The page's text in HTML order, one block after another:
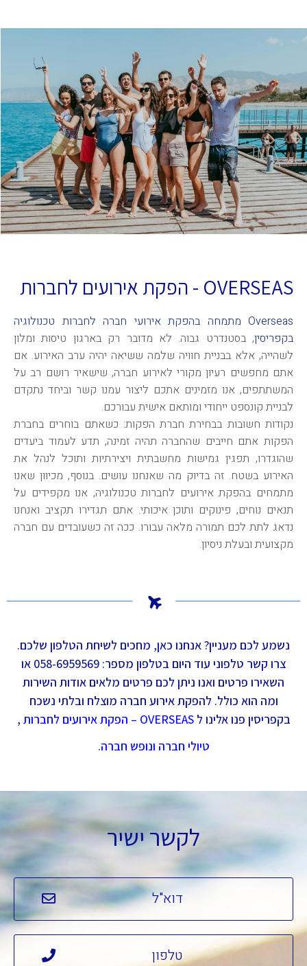
OVERSEAS - הפקת אירועים לחברות
Overseas מתמחה בהפקת אירועי חברה לחברות טכנולוגיה
בקפריסין, בסטנדרט גבוה. לא מדובר רק בארגון טיסות ומלון
לשהייה, אלא בבניית חוויה שלמה ששיאה יהיה ערב האירוע. אם
אתם מחפשים רעיון מקורי לאירוע חברה, שישאיר רושם רב על
המשתתפים, אנו מזמינים אתכם ליצור עמנו קשר וביחד נתקדם
לבניית קונספט ייחודי ומותאם אישית עבורכם.
נקודות חשובות בבחירת חברת הפקות: כשאתם בוחרים בחברת
הפקות אתם חייבים שהחברה תהיה זמינה, תדע לעמוד ביעדים
שהוגדרו, תפגין גמישות מחשבתית ויצירתיות ותוכל לנהל את
האירוע בשטח. זה בדיוק מה שאנחנו עושים. בנוסף, מכיוון שאנו
מתמחים בהפקת אירועים לחברות טכנולוגיה, אנו מקפידים על
תנאים נוחים, פינוקים ותוכן איכותי. אתם תגדירו תקציב ואנחנו
נדאג לתת לכם תמורה מלאה עבורו. ככה זה כשעובדים עם חברה
מקצועית ובעלת ניסיון.
נשמע לכם מעניין? אנחנו כאן, מחכים לשיחת הטלפון שלכם.
צרו קשר טלפוני עוד היום בטלפון מספר: 058-6959569 או
השאירו פרטים ואנו ניתן לכם פרטים מלאים אודות השירות
ומה הוא כולל. להפקת אירוע חברה מוצלח ובלתי נשכח
בקפריסין פנו אלינו לOVERSEAS – הפקת אירועים לחברות
,
טיולי חברה ונופש חברה.
לקשר ישיר
דוא"ל
טלפון